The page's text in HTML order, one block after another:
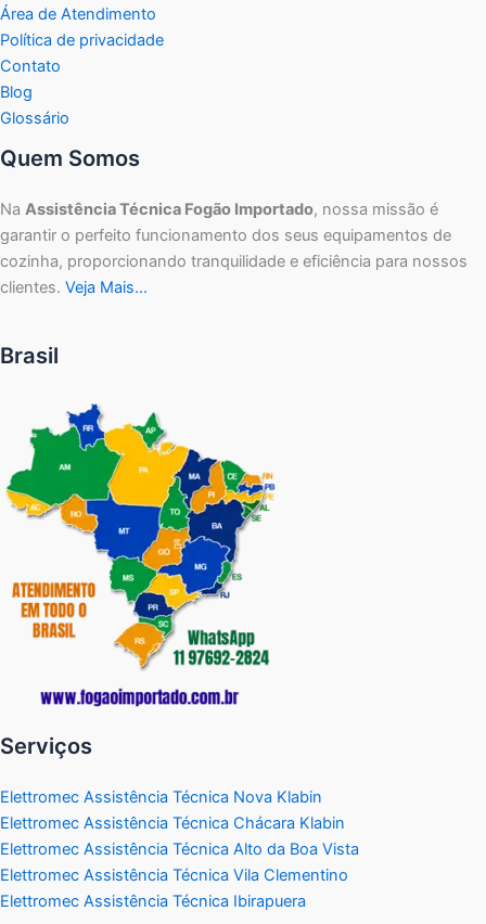
Área de Atendimento
Política de privacidade
Contato
Blog
Glossário
Quem Somos
Na Assistência Técnica Fogão Importado, nossa missão é
garantir o perfeito funcionamento dos seus equipamentos de
cozinha, proporcionando tranquilidade e eficiência para nossos
clientes. Veja Mais…
Brasil
Serviços
Elettromec Assistência Técnica Nova Klabin
Elettromec Assistência Técnica Chácara Klabin
Elettromec Assistência Técnica Alto da Boa Vista
Elettromec Assistência Técnica Vila Clementino
Elettromec Assistência Técnica Ibirapuera